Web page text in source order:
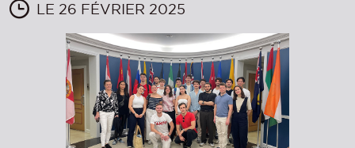
LE 26 FÉVRIER 2025